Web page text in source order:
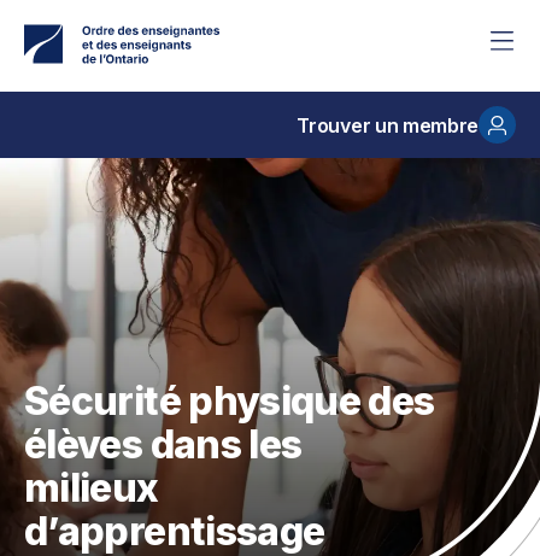
contenu
Trouver un membre
Sécurité physique des
élèves dans les
milieux
d’apprentissage